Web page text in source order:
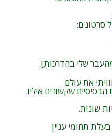
סרטונים:
שלי בהדרכות].
את עולם
שקשורים איליו.
שונות.
תחומי עניין